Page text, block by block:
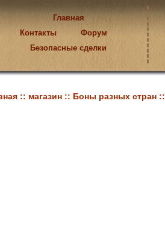
Главная
Контакты
Форум
Безопасные сделки
:: магазин :: Боны разных стран ::